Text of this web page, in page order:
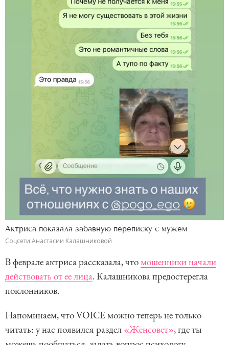
Актриса показала забавную переписку с мужем
Соцсети Анастасии Калашниковой
В феврале актриса рассказала, чтомошенники начали
действовать от ее лица. Калашникова предостерегла
поклонников.
Напоминаем, что VOICE можно теперь не только
читать: у нас появился раздел «Женсовет», где ты